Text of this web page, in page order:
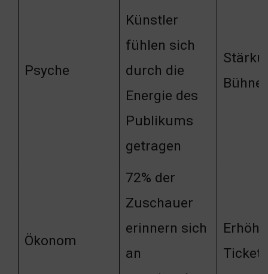
Psyche
Künstler
fühlen sich
durch die
Energie des
Publikums
getragen
Ökonom
72% der
Zuschauer
erinnern sich
an